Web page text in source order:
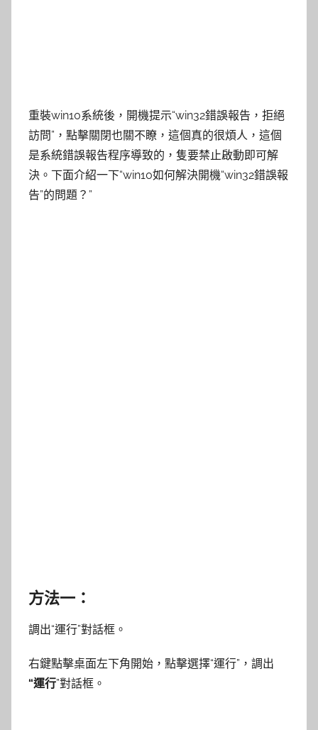
重裝win10系統後，開機提示“win32錯誤報告，拒絕
訪問”，點擊關閉也關不瞭，這個真的很煩人，這個
是系統錯誤報告程序導致的，隻要禁止啟動即可解
決。下面介紹一下“win10如何解決開機“win32錯誤報
告”的問題？”
方法一：
調出“運行”對話框。
右鍵點擊桌面左下角開始，點擊選擇“運行”，調出
“運行”對話框。